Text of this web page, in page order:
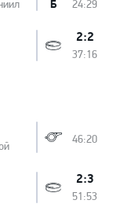
24:29
Б
2:2
37:16
46:20
2:3
51:53